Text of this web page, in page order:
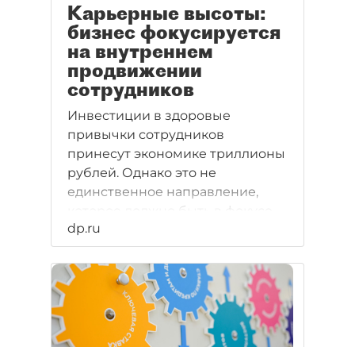
Карьерные высоты:
бизнес фокусируется
на внутреннем
продвижении
сотрудников
Инвестиции в здоровые
привычки сотрудников
принесут экономике триллионы
рублей. Однако это не
единственное направление,
которое должно быть в фокусе
внимания бизнеса в условиях
дефицита кадров. Эксперты
констатируют: рынок труда в
стадии глубокой
трансформации.
dp.ru